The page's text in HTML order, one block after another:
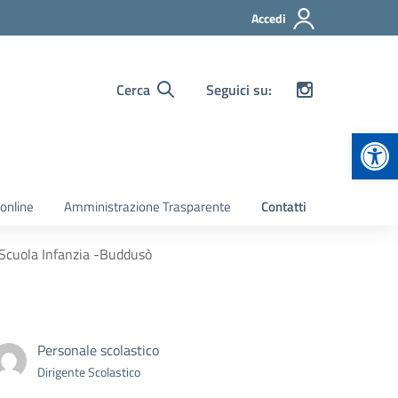
Accedi
Cerca Seguici su:
Amministrazione Trasparente Contatti
Infanzia -Buddusò
Personale scolastico
Dirigente Scolastico